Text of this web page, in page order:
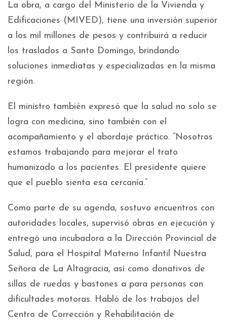
La obra, a cargo del Ministerio de la Vivienda y
Edificaciones (MIVED), tiene una inversión superior
a los mil millones de pesos y contribuirá a reducir
los traslados a Santo Domingo, brindando
soluciones inmediatas y especializadas en la misma
región.
El ministro también expresó que la salud no solo se
logra con medicina, sino también con el
acompañamiento y el abordaje práctico. “Nosotros
estamos trabajando para mejorar el trato
humanizado a los pacientes. El presidente quiere
que el pueblo sienta esa cercanía.”
Como parte de su agenda, sostuvo encuentros con
autoridades locales, supervisó obras en ejecución y
entregó una incubadora a la Dirección Provincial de
Salud, para el Hospital Materno Infantil Nuestra
Señora de La Altagracia, así como donativos de
sillas de ruedas y bastones a para personas con
dificultades motoras. Habló de los trabajos del
Centro de Corrección y Rehabilitación de